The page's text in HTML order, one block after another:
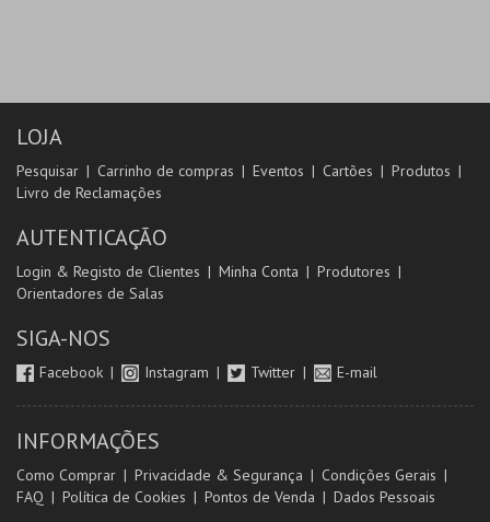
LOJA
Pesquisar Carrinho de compras Eventos Cartões
Produtos
Livro de Reclamações
AUTENTICAÇÃO
Login & Registo de Clientes Minha Conta
Produtores
Orientadores de Salas
SIGA-NOS
Facebook Instagram Twitter E-mail
INFORMAÇÕES
Como Comprar Privacidade & Segurança
Condições Gerais
FAQ
Política de Cookies Pontos de Venda Dados Pessoais